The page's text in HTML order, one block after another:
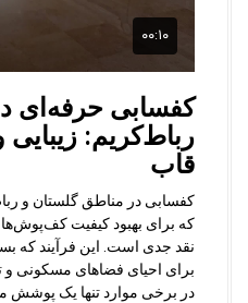
کفسابی حرفه‌ای
رباط‌کریم:
قاب
کفسابی در مناطق گلستان و
که برای بهبود کیفیت کف‌پوش‌ها
نقد جدی است. این فرآیند که
برای احیای فضاهای مسکونی
در برخی موارد تنها یک پوشش